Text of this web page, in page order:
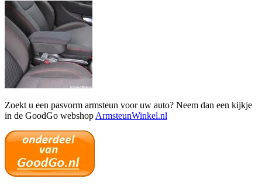
Zoekt u een pasvorm armsteun voor uw auto? Neem dan een kijkje
in de GoodGo webshop ArmsteunWinkel.nl